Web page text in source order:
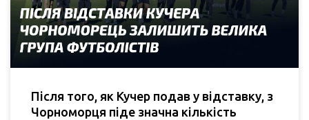
Після того, як Кучер подав у відставку, з
Чорноморця піде значна кількість